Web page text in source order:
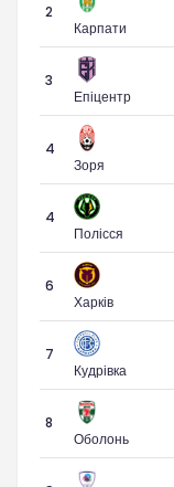
2
Карпати
3
Епіцентр
4
Зоря
4
Полісся
6
Харків
7
Кудрівка
8
Оболонь